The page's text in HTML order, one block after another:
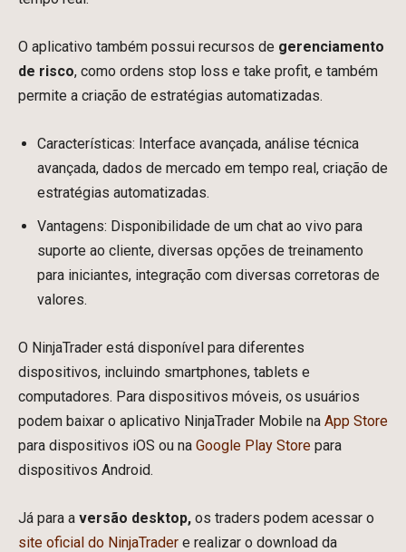
O aplicativo também possui recursos de gerenciamento
de risco, como ordens stop loss e take profit, e também
permite a criação de estratégias automatizadas.
Características: Interface avançada, análise técnica
avançada, dados de mercado em tempo real, criação de
estratégias automatizadas.
Vantagens: Disponibilidade de um chat ao vivo para
suporte ao cliente, diversas opções de treinamento
para iniciantes, integração com diversas corretoras de
valores.
O NinjaTrader está disponível para diferentes
dispositivos, incluindo smartphones, tablets e
computadores. Para dispositivos móveis, os usuários
podem baixar o aplicativo NinjaTrader Mobile na App Store
para dispositivos iOS ou na Google Play Store para
dispositivos Android.
Já para a versão desktop, os traders podem acessar o
site oficial do NinjaTrader e realizar o download da